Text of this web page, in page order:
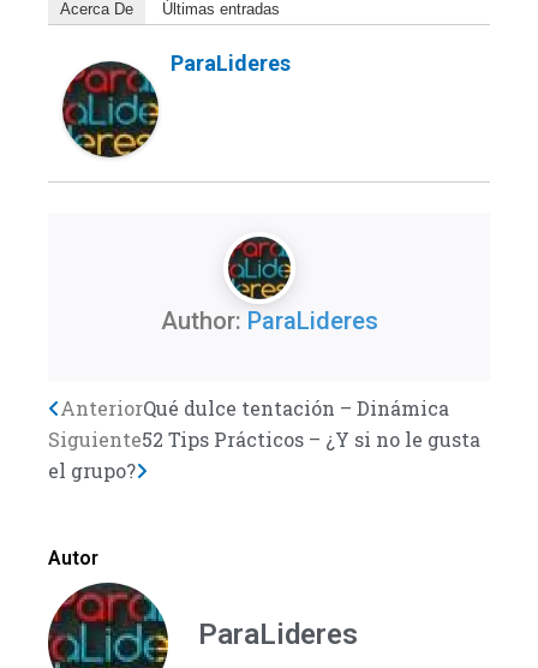
Acerca De Últimas entradas
ParaLideres
Author: ParaLideres
Previo
AnteriorQué dulce tentación – Dinámica
Siguiente52 Tips Prácticos – ¿Y si no le gusta
el grupo?
Next
Autor
ParaLideres